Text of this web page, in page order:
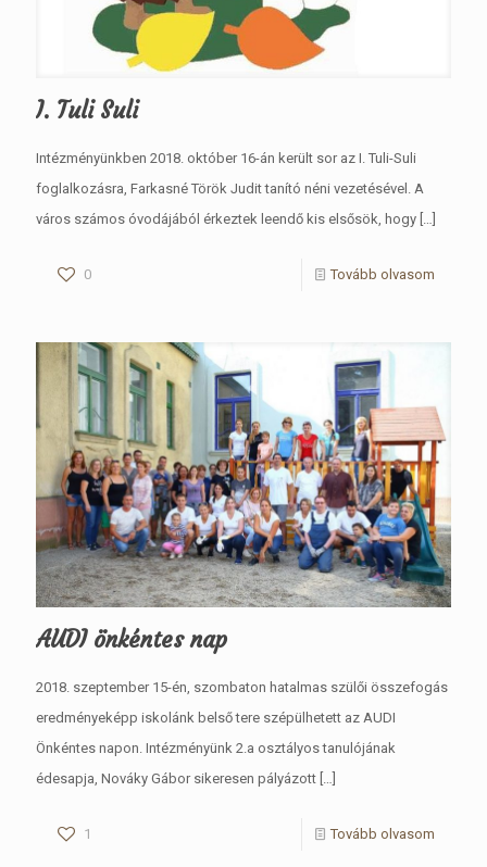
I. Tuli Suli
Intézményünkben 2018. október 16-án került sor az I. Tuli-Suli
foglalkozásra, Farkasné Török Judit tanító néni vezetésével. A
város számos óvodájából érkeztek leendő kis elsősök, hogy […]
0 Tovább olvasom
AUDI önkéntes nap
2018. szeptember 15-én, szombaton hatalmas szülői összefogás
eredményeképp iskolánk belső tere szépülhetett az AUDI
Önkéntes napon. Intézményünk 2.a osztályos tanulójának
édesapja, Nováky Gábor sikeresen pályázott
1 Tovább olvasom